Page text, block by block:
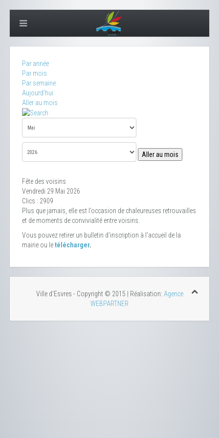
Par année
Par mois
Par semaine
Aujourd'hui
Aller au mois
Aller au mois
Fête des voisins
Vendredi 29 Mai 2026
Clics : 2909
Plus que jamais, elle est l’occasion de chaleureuses retrouvailles
et de moments de convivialité entre voisins.
Vous pouvez retirer un bulletin d'inscription à l'accueil de la
mairie ou letélécharger.
Ville d'Esvres - Copyright © 2015 | Réalisation: Agence
WEBPARTNER